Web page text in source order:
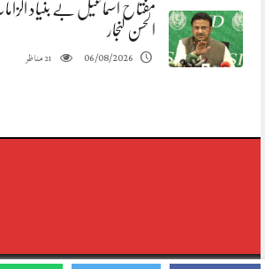
مفتاح اسماعیل بے بنیاد
الحسن لنجار
06/08/2026
21مناظر